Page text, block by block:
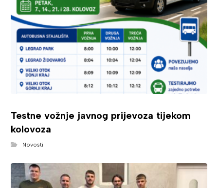
Testne vožnje javnog prijevoza tijekom
kolovoza
Novosti